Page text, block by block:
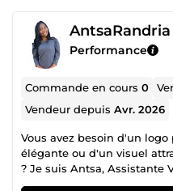
AntsaRandria
Performance
Commande en cours0
Vendeur depuisAvr. 2026
Vous avez besoin d'un
élégante ou d'un visuel
? Je suis Antsa, Assistante
basée à Madagascar, avec